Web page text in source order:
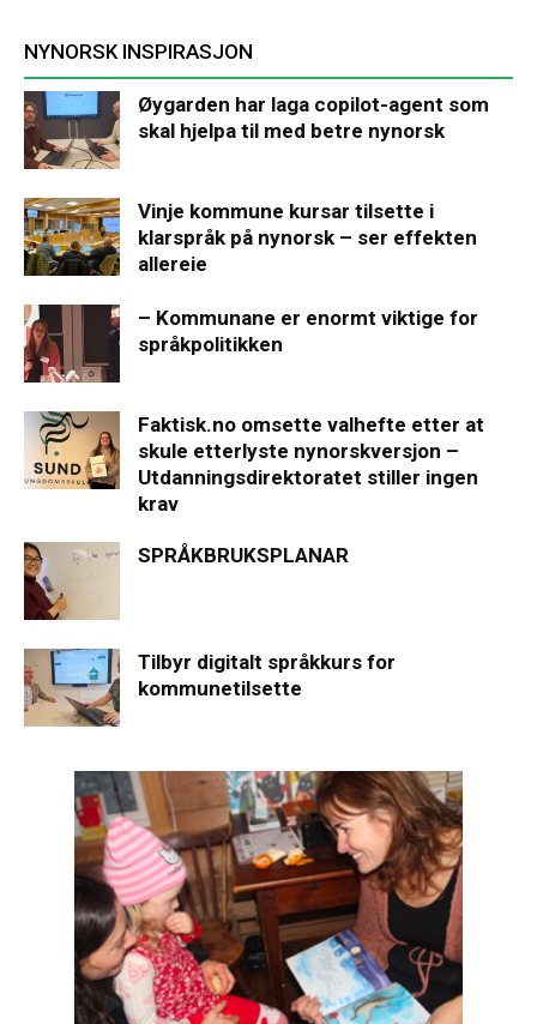
NYNORSK INSPIRASJON
Øygarden har laga copilot-agent som
skal hjelpa til med betre nynorsk
Vinje kommune kursar tilsette i
klarspråk på nynorsk – ser effekten
allereie
– Kommunane er enormt viktige for
språkpolitikken
Faktisk.no omsette valhefte etter at
skule etterlyste nynorskversjon –
Utdanningsdirektoratet stiller ingen
krav
SPRÅKBRUKSPLANAR
Tilbyr digitalt språkkurs for
kommunetilsette